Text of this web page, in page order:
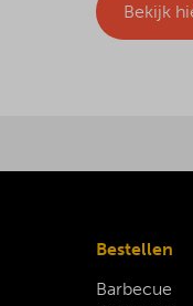
Bekijk
Bestellen
Barbecue